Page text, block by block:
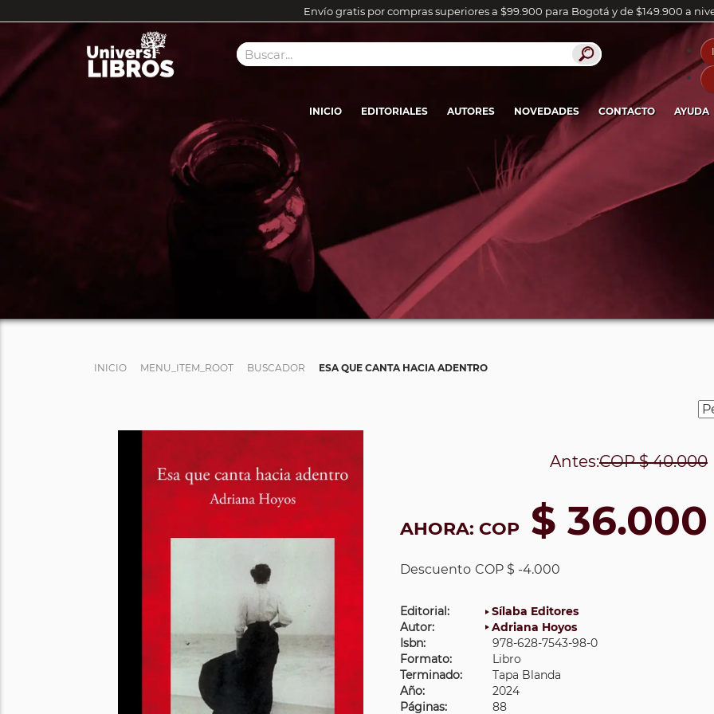
Envío gratis por compras superiores a $99.900 para Bogotá y de $149.900 a
INICIO EDITORIALES AUTORES NOVEDADES CONTACTO AYUDA
INICIO MENU_ITEM_ROOT BUSCADOR ESA QUE CANTA HACIA ADENTRO
Antes:COP$ 40.000
AHORA: COP $ 36.000
Descuento COP $ -4.000
Editorial:
Sílaba Editores
Autor:
Adriana Hoyos
Isbn:
978-628-7543-98-0
Formato:
Libro
Terminado:
Tapa Blanda
Año:
2024
Páginas:
88